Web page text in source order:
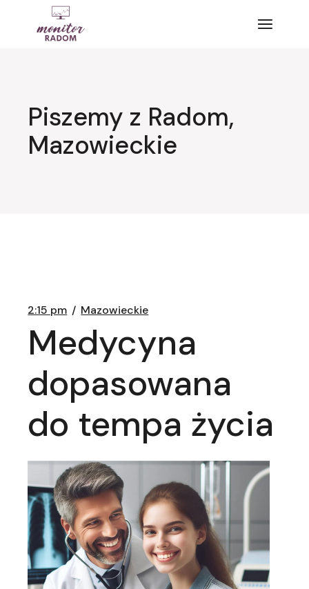
Piszemy z Radom,
Mazowieckie
2:15 pm Mazowieckie
Medycyna
dopasowana
do tempa życia